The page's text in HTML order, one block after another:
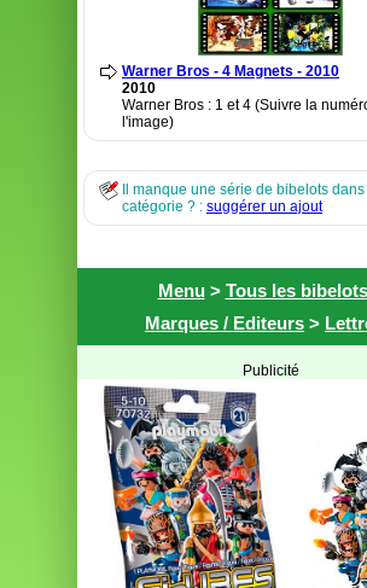
Warner Bros - 4 Magnets - 2010
2010
Warner Bros : 1 et 4 (Suivre la
l'image)
Il manque une série de bibelots dans
catégorie ? : suggérer un ajout
Menu> Tous les bibelots
Marques / Editeurs >
Publicité